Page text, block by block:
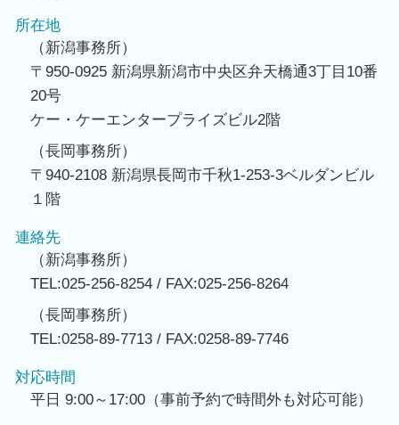
所在地
（新潟事務所）
〒950-0925 新潟県新潟市中央区弁天橋通3丁目10番
20号
ケー・ケーエンタープライズビル2階
（長岡事務所）
〒940-2108 新潟県長岡市千秋1-253-3ベルダンビル
１階
連絡先
（新潟事務所）
TEL:025-256-8254 / FAX:025-256-8264
（長岡事務所）
TEL:0258-89-7713 / FAX:0258-89-7746
対応時間
平日 9:00～17:00（事前予約で時間外も対応可能）